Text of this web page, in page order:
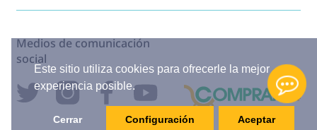
Este sitio utiliza cookies para ofrecerle la mejor
experiencia posible.
Cerrar Configuración Aceptar
Medios de comunicación
social